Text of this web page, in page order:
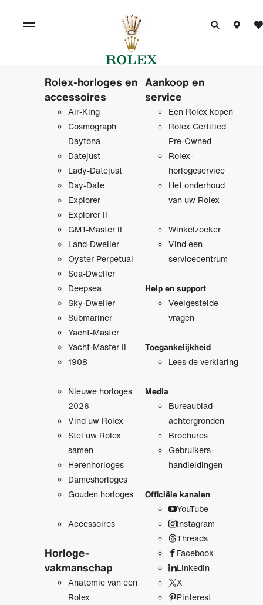
Rolex-horloges en
accessoires
Air-King
Cosmograph
Daytona
Datejust
Lady-Datejust
Day-Date
Explorer
Explorer II
GMT-Master II
Land-Dweller
Oyster Perpetual
Sea-Dweller
Deepsea
Sky-Dweller
Submariner
Yacht-Master
Yacht-Master II
1908
Nieuwe horloges
2026
Vind uw Rolex
Stel uw Rolex
samen
Herenhorloges
Dameshorloges
Gouden horloges
Accessoires
Horloge­
vakmanschap
Anatomie van een
Rolex
Aankoop en
service
Een Rolex kopen
Rolex Certified
Pre‑Owned
Rolex-
horlogeservice
Het onderhoud
van uw Rolex
Winkelzoeker
Vind een
servicecentrum
Help en support
Veelgestelde
vragen
Toegankelijkheid
Lees de verklaring
Media
Bureaublad­
achtergronden
Brochures
Gebruikers­
handleidingen
Officiële kanalen
YouTube
Instagram
Threads
Facebook
LinkedIn
X
Pinterest